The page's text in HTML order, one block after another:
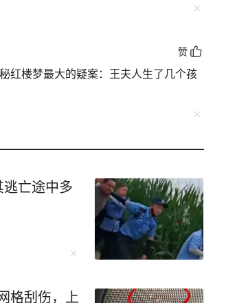
赞
楼梦最大的疑案：王夫人生了几个孩
亡途中多
格刮伤，上